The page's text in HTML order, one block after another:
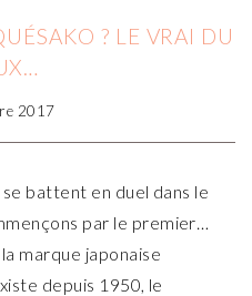
? LE VRAI DU
2017
battent en duel dans le
par le premier…
marque japonaise
depuis 1950, le